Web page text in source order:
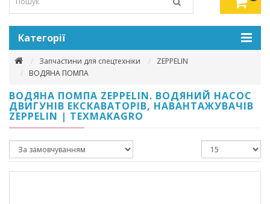
Категорії
Запчастини для спецтехніки
ZEPPELIN
ВОДЯНА ПОМПА
ВОДЯНА ПОМПА ZEPPELIN. ВОДЯНИЙ НАСОС
ДВИГУНІВ ЕКСКАВАТОРІВ, НАВАНТАЖУВАЧІВ
ZEPPELIN | TEXMAKAGRO